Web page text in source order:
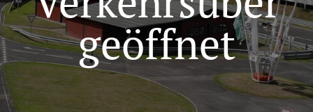
geöffnet